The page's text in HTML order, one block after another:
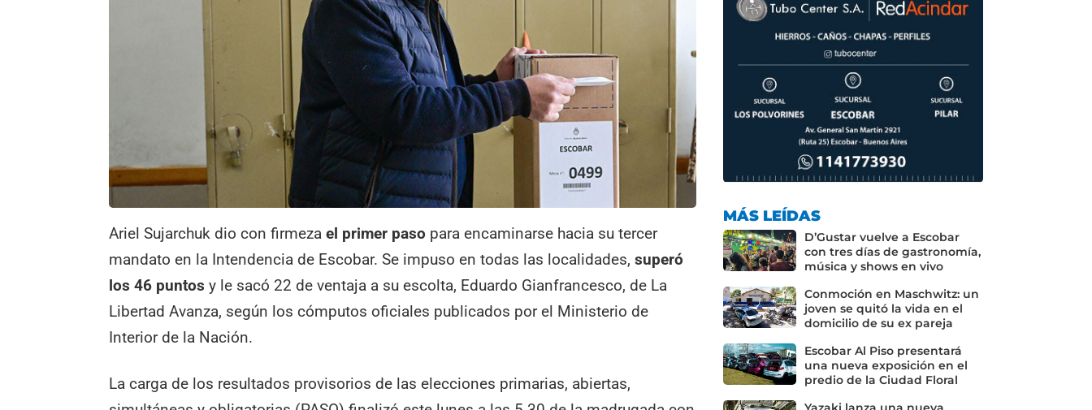
Ariel Sujarchuk dio con firmezael primer paso para encaminarse hacia su tercer
mandato en la Intendencia de Escobar. Se impuso en todas las localidades,superó
los 46 puntosy le sacó 22 de ventaja a su escolta, Eduardo Gianfrancesco, de La
Libertad Avanza, según los cómputos oficiales publicados por el Ministerio de
Interior de la Nación.
La carga de los resultados provisorios de las elecciones primarias, abiertas,
MÁS LEÍDAS
D’Gustar vuelve a Escobar
con tres días de gastronomía,
música y shows en vivo
Conmoción en Maschwitz: un
joven se quitó la vida en el
domicilio de su ex pareja
Escobar Al Piso presentará
una nueva exposición en el
predio de la Ciudad Floral